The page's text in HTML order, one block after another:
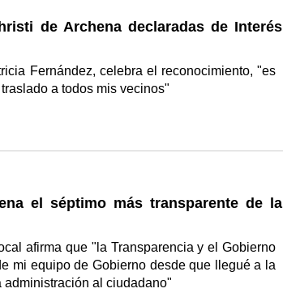
de Archena declaradas de Interés
Fernández, celebra el reconocimiento, "es
a todos mis vecinos"
el séptimo más transparente de la
afirma que "la Transparencia y el Gobierno
mi equipo de Gobierno desde que llegué a la
al ciudadano"